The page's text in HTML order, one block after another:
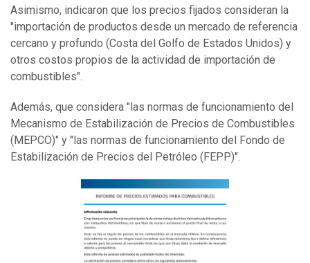
Asimismo, indicaron que los precios fijados consideran la
"importación de productos desde un mercado de referencia
cercano y profundo (Costa del Golfo de Estados Unidos) y
otros costos propios de la actividad de importación de
combustibles".
Además, que considera "las normas de funcionamiento del
Mecanismo de Estabilización de Precios de Combustibles
(MEPCO)" y "las normas de funcionamiento del Fondo de
Estabilización de Precios del Petróleo (FEPP)".